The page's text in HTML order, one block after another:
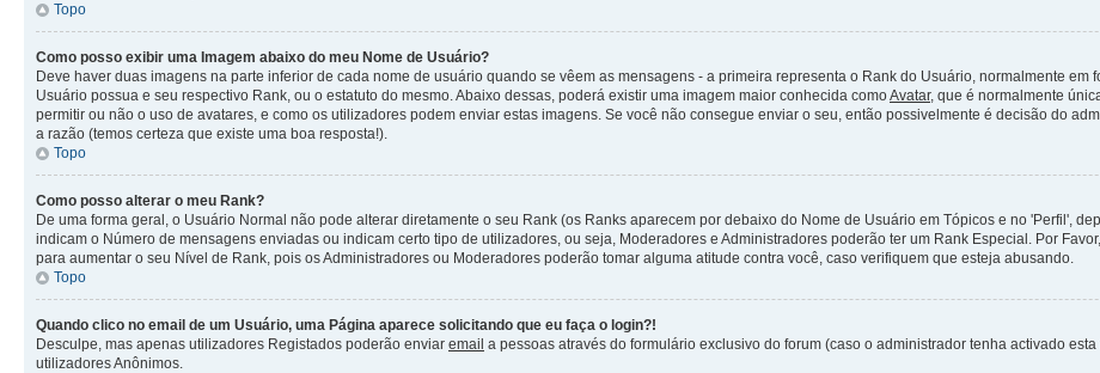
Topo
Como posso exibir uma Imagem abaixo do meu Nome de Usuário?
Deve haver duas imagens na parte inferior de cada nome de usuário quando se vêem as mensagens - a primeira representa o Rank do Usuário, normalmente
Usuário possua e seu respectivo Rank, ou o estatuto do mesmo. Abaixo dessas, poderá existir uma imagem maior conhecida comoAvatar, que é normalmente
permitir ou não o uso de avatares, e como os utilizadores podem enviar estas imagens. Se você não consegue enviar o seu, então possivelmente é decisão do
a razão (temos certeza que existe uma boa resposta!).
Topo
Como posso alterar o meu Rank?
De uma forma geral, o Usuário Normal não pode alterar diretamente o seu Rank (os Ranks aparecem por debaixo do Nome de Usuário em Tópicos e no 'Perfil',
indicam o Número de mensagens enviadas ou indicam certo tipo de utilizadores, ou seja, Moderadores e Administradores poderão ter um Rank Especial. Por
para aumentar o seu Nível de Rank, pois os Administradores ou Moderadores poderão tomar alguma atitude contra você, caso verifiquem que esteja abusando.
Topo
Quando clico no email de um Usuário, uma Página aparece solicitando que eu faça o login?!
Desculpe, mas apenas utilizadores Registados poderão enviar email a pessoas através do formulário exclusivo do forum (caso o administrador tenha activado
utilizadores Anônimos.